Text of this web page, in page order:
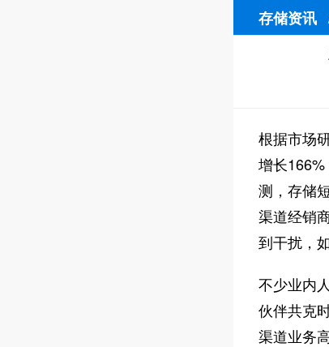
存储资讯
根据市场
增长
测，存储
渠道经销
到干扰，
不少业内
伙伴共克
渠道业务